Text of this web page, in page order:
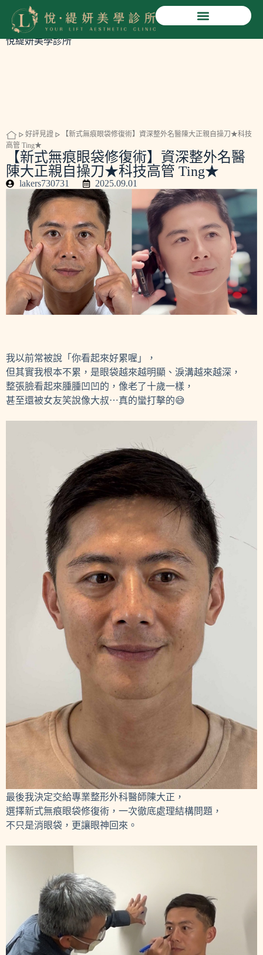
【新式無痕眼袋修復術】資深整外名醫陳大正親自操刀★科
技高管 Ting★
悅緹妍美學診所
好評見證
【新式無痕眼袋修復術】資深整外名醫陳大正親自操刀★科技
高管 Ting★
【新式無痕眼袋修復術】資深整外名醫
陳大正親自操刀★科技高管 Ting★
lakers730731 2025.09.01
我以前常被說「你看起來好累喔」，
但其實我根本不累，是眼袋越來越明顯、淚溝越來越深，
整張臉看起來腫腫凹凹的，像老了十歲一樣，
甚至還被女友笑說像大叔⋯真的蠻打擊的😅
最後我決定交給專業整形外科醫師陳大正，
選擇新式無痕眼袋修復術，一次徹底處理結構問題，
不只是消眼袋，更讓眼神回來。